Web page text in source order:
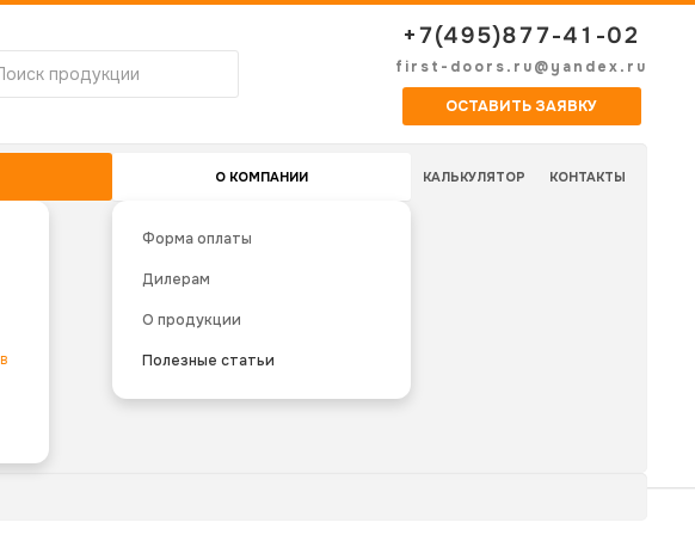
+7(495)877-41-02
first-doors.ru@yandex.ru
ОСТАВИТЬ ЗАЯВКУ
О КОМПАНИИ
Форма оплаты
Дилерам
О продукции
Полезные статьи
КАЛЬКУЛЯТОР КОНТАКТЫ